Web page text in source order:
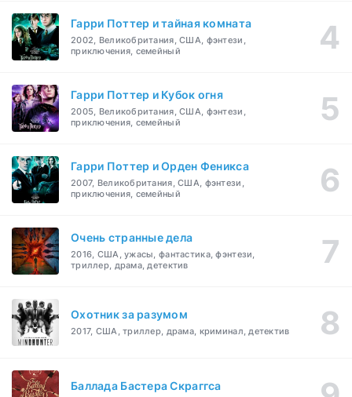
Гарри Поттер и тайная комната
2002, Великобритания, США, фэнтези,
приключения, семейный
Гарри Поттер и Кубок огня
2005, Великобритания, США, фэнтези,
приключения, семейный
Гарри Поттер и Орден Феникса
2007, Великобритания, США, фэнтези,
приключения, семейный
Очень странные дела
2016, США, ужасы, фантастика, фэнтези,
триллер, драма, детектив
Охотник за разумом
2017, США, триллер, драма, криминал, детектив
Баллада Бастера Скраггса